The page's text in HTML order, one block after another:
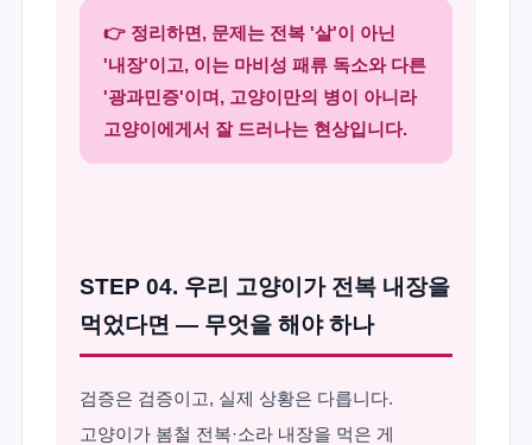
👉 정리하면, 문제는 전복 '살'이 아닌
'내장'이고, 이는 마비성 패류 독소와 다른
'광과민증'이며, 고양이만의 병이 아니라
고양이에게서 잘 드러나는 현상입니다.
STEP 04. 우리 고양이가 전복 내장을
먹었다면 — 무엇을 해야 하나
검증은 검증이고, 실제 상황은 다릅니다.
고양이가 봄철 전복·소라 내장을 먹은 게